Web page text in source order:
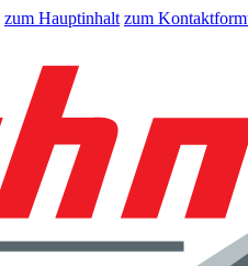
zum Hauptinhalt zum